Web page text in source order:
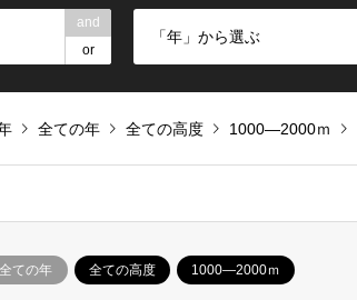
and
or
「年」から選ぶ
全ての年 全ての高度 1000―2000ｍ
全ての年 全ての高度 1000―2000ｍ